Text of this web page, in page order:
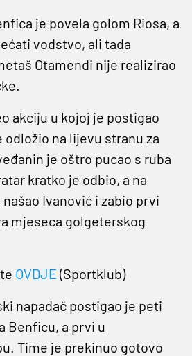
je povela golom Riosa, a
vodstvo, ali tada
Otamendi nije realizirao
akciju u kojoj je postigao
na lijevu stranu za
je oštro pucao s ruba
kratko je odbio, a na
Ivanović i zabio prvi
mjeseca golgeterskog
OVDJE (Sportklub)
napadač postigao je peti
Benficu, a prvi u
Time je prekinuo gotovo